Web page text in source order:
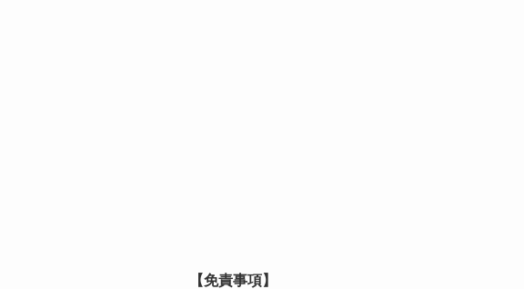
【免責事項】